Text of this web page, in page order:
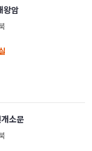
왕암
소문